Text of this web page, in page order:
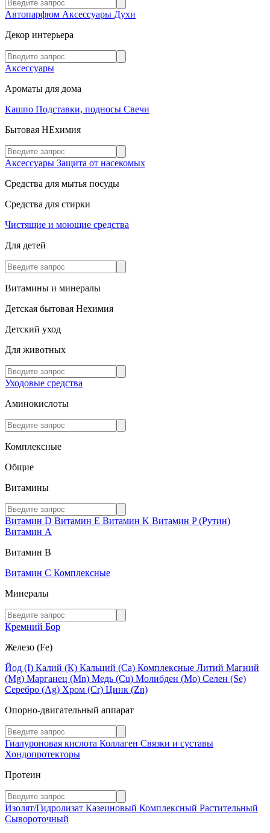
Автопарфюм Аксессуары Духи
Декор интерьера
Аксессуары
Ароматы для дома
Кашпо Подставки, подносы Свечи
Бытовая НЕхимия
Аксессуары Защита от насекомых
Средства для мытья посуды
Средства для стирки
Чистящие и моющие средства
Для детей
Витамины и минералы
Детская бытовая Нехимия
Детский уход
Для животных
Уходовые средства
Аминокислоты
Комплексные
Общие
Витамины
Витамин D Витамин E Витамин K Витамин P (Рутин)
Витамин А
Витамин В
Витамин C Комплексные
Минералы
Кремний Бор
Железо (Fe)
Йод (I) Калий (К) Кальций (Са) Комплексные Литий Магний
(Mg) Марганец (Mn) Медь (Сu) Молибден (Мо) Селен (Se)
Серебро (Ag) Хром (Cr) Цинк (Zn)
Опорно-двигательный аппарат
Гиалуроновая кислота Коллаген Связки и суставы
Хондопротекторы
Протеин
Изолят/Гидролизат Казеиновый Комплексный Растительный
Сывороточный